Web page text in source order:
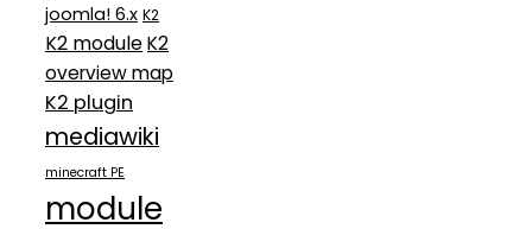
joomla! 6.x K2
K2 moduleK2
overview map
K2 plugin
mediawiki
minecraft PE
module